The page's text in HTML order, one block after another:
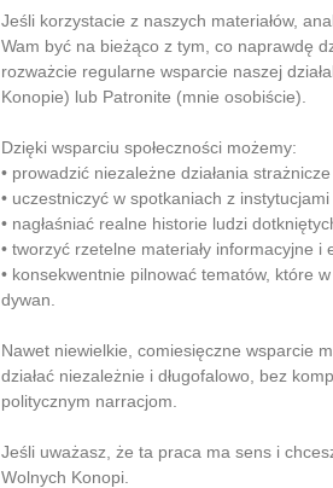
Jeśli korzystacie z naszych materiałów,
Wam być na bieżąco z tym, co naprawdę
rozważcie regularne wsparcie naszej
Konopie) lub Patronite (mnie osobiście).
Dzięki wsparciu społeczności możemy:
• prowadzić niezależne działania strażnicze
• uczestniczyć w spotkaniach z instytucjami
• nagłaśniać realne historie ludzi
• tworzyć rzetelne materiały informacyjne i
• konsekwentnie pilnować tematów, które
dywan.
Nawet niewielkie, comiesięczne wsparcie
działać niezależnie i długofalowo, bez
politycznym narracjom.
Jeśli uważasz, że ta praca ma sens i
Wolnych Konopi.